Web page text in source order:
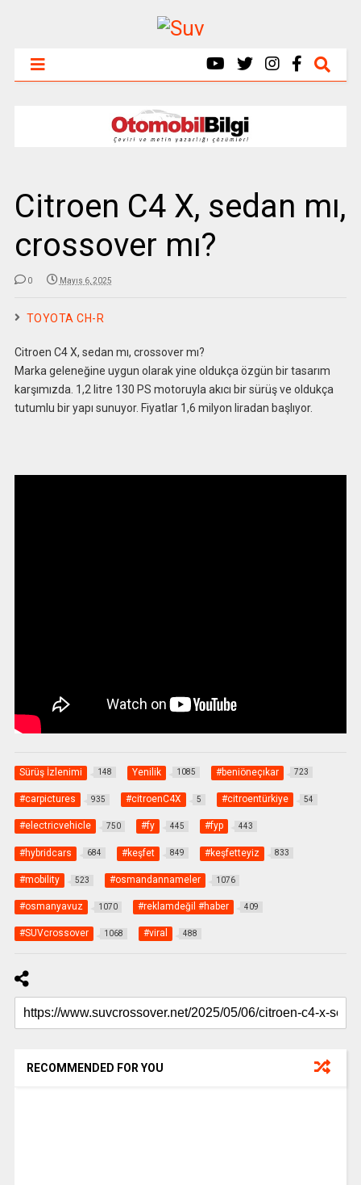
Citroen C4 X, sedan mı,
crossover mı?
0 Mayıs 6, 2025
TOYOTA CH-R
Citroen C4 X, sedan mı, crossover mı?
Marka geleneğine uygun olarak yine oldukça özgün bir tasarım
karşımızda. 1,2 litre 130 PS motoruyla akıcı bir sürüş ve oldukça
tutumlu bir yapı sunuyor. Fiyatlar 1,6 milyon liradan başlıyor.
Sürüş İzlenimi 148 Yenilik 1085 #beniöneçıkar 723
#carpictures 935 #citroenC4X 5 #citroentürkiye 54
#electricvehicle 750 #fy 445 #fyp 443
#hybridcars 684 #keşfet 849 #keşfetteyiz 833
#mobility 523 #osmandannameler 1076
#osmanyavuz 1070 #reklamdeğil #haber 409
#SUVcrossover 1068 #viral 488
RECOMMENDED FOR YOU